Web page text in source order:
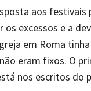
aos festivais
excessos e a
em Roma
eram fixos. O
nos escritos do